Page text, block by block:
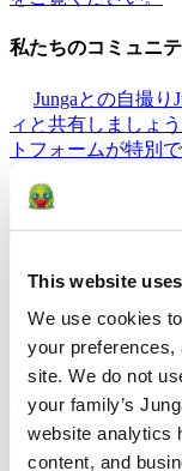
This website
We use cookies
your preferences,
site. We do not
your family’s
website analytics
content, and
私たちのコミュニ
Jungaとの自撮り
ィと共有しましょう
トフォームが特別
戻る
ナレッジベース
ください。
接続
する方法について
リソース